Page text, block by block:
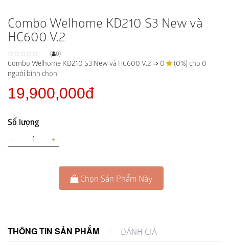
Combo Welhome KD210 S3 New và
HC600 V.2
( 0)
Combo Welhome KD210 S3 New và HC600 V.2⇒ 0 (0%) cho 0
người bình chọn.
19,900,000đ
Số lượng
− +
Chọn Sản Phẩm Này
THÔNG TIN SẢN PHẨM ĐÁNH GIÁ